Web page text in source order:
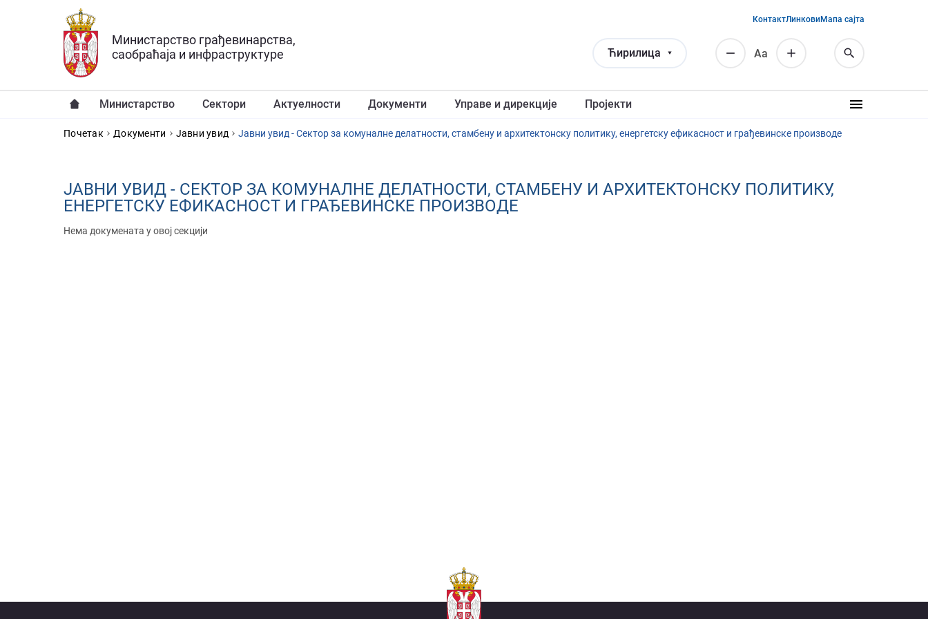
Прескочи на главни део садржаја
Министарство грађевинарства,
саобраћаја и инфраструктуре
Ћирилица Аа
КонтактЛинковиМапа сајта
Министарство Сектори Актуелности Документи Управе и дирекције Пројекти
YOU ARE HERE
Почетак Документи Јавни увид Јавни увид - Сектор за комуналне делатности, стамбену и архитектонску политику, енергетску ефикасност и грађевинске производе
ЈАВНИ УВИД - СЕКТОР ЗА КОМУНАЛНЕ ДЕЛАТНОСТИ, СТАМБЕНУ И АРХИТЕКТОНСКУ ПОЛИТИКУ,
ЕНЕРГЕТСКУ ЕФИКАСНОСТ И ГРАЂЕВИНСКЕ ПРОИЗВОДЕ
Нема докумената у овој секцији